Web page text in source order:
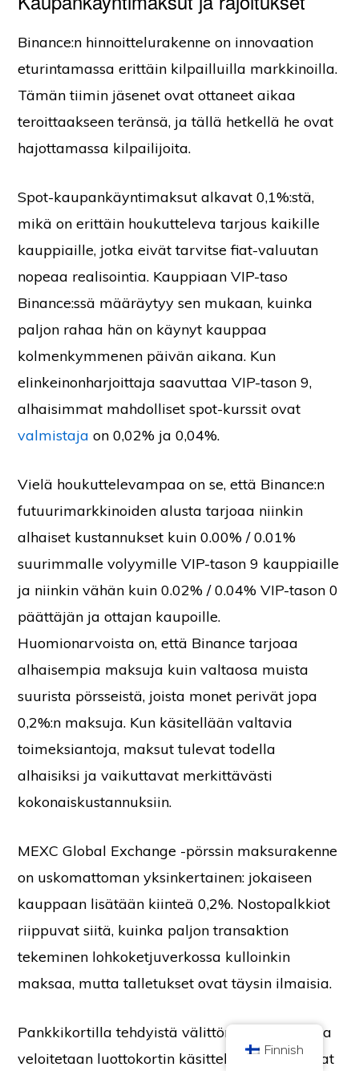
Binance:n hinnoittelurakenne on innovaation
eturintamassa erittäin kilpailluilla markkinoilla.
Tämän tiimin jäsenet ovat ottaneet aikaa
teroittaakseen teränsä, ja tällä hetkellä he ovat
hajottamassa kilpailijoita.
Spot-kaupankäyntimaksut alkavat 0,1%:stä,
mikä on erittäin houkutteleva tarjous kaikille
kauppiaille, jotka eivät tarvitse fiat-valuutan
nopeaa realisointia. Kauppiaan VIP-taso
Binance:ssä määräytyy sen mukaan, kuinka
paljon rahaa hän on käynyt kauppaa
kolmenkymmenen päivän aikana. Kun
elinkeinonharjoittaja saavuttaa VIP-tason 9,
alhaisimmat mahdolliset spot-kurssit ovat
valmistaja on 0,02% ja 0,04%.
Vielä houkuttelevampaa on se, että Binance:n
futuurimarkkinoiden alusta tarjoaa niinkin
alhaiset kustannukset kuin 0.00% / 0.01%
suurimmalle volyymille VIP-tason 9 kauppiaille
ja niinkin vähän kuin 0.02% / 0.04% VIP-tason 0
päättäjän ja ottajan kaupoille.
Huomionarvoista on, että Binance tarjoaa
alhaisempia maksuja kuin valtaosa muista
suurista pörsseistä, joista monet perivät jopa
0,2%:n maksuja. Kun käsitellään valtavia
toimeksiantoja, maksut tulevat todella
alhaisiksi ja vaikuttavat merkittävästi
kokonaiskustannuksiin.
MEXC Global Exchange -pörssin maksurakenne
on uskomattoman yksinkertainen: jokaiseen
kauppaan lisätään kiinteä 0,2%. Nostopalkkiot
riippuvat siitä, kuinka paljon transaktion
tekeminen lohkoketjuverkossa kulloinkin
maksaa, mutta talletukset ovat täysin ilmaisia.
Pankkikortilla tehdyistä välittömistä ostoksista
veloitetaan luottokortin käsittelijän veloittamat
Osoite: Kerros 167-169 Great Portland Street, Lontoo, Yhdistynyt
kuningaskunta, W1W 5PF.
Sisältö on tarkoitettu tiedotustarkoituksiin eikä se ole sijoitusneuvontaa.
sijoittamiseen liittyy riski.
Kryptovaluutta ei ole Yhdistyneen kuningaskunnan Financial Conduct
Authorityn sääntelemä, eikä se kuulu Yhdistyneen kuningaskunnan
piiriin tai Yhdistyneen kuningaskunnan rahoitusasiamiespalvelun
toimivallan piiriin. Kryptovaluuttaan sijoittamiseen liittyy riski, ja
kokonaan. Kryptovaluuttojen myynnistä saataviin voittoihin voidaan
TIETOSUOJAKÄYTÄNTÖ OTA YHTEYTTÄ
Finnish